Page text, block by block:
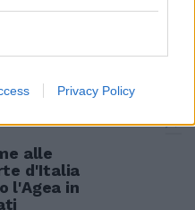
Privacy Policy
In
alle
d'Italia
l'Agea in